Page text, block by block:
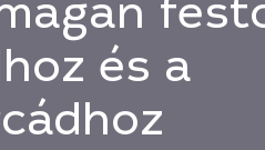
és a